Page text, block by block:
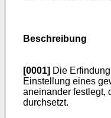
Beschreibung
[0001] Die
Einstellung eines
aneinander festlegt,
durchsetzt.